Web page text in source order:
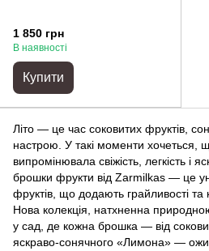
1 850 грн
В наявності
Купити
Літо — це час соковитих фруктів,
настрою. У такі моменти хочеться,
випромінювала свіжість, легкість і
брошки фрукти від Zarmilkas — це
фруктів, що додають грайливості
Нова колекція, натхненна
у сад, де кожна брошка — від
яскраво-сонячного «Лимона» —